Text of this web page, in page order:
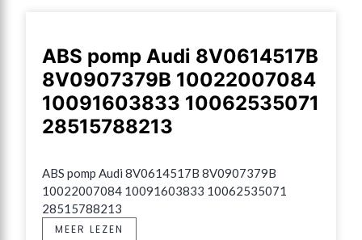
ABS pomp Audi 8V0614517B
8V0907379B 10022007084
10091603833 10062535071
28515788213
ABS pomp Audi 8V0614517B 8V0907379B
10022007084 10091603833 10062535071
28515788213
MEER LEZEN